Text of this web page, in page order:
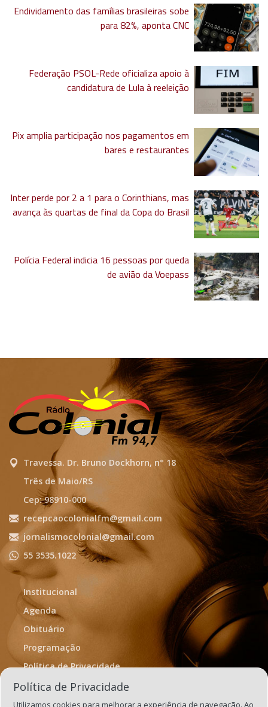
Endividamento das famílias brasileiras sobe
para 82%, aponta CNC
Federação PSOL-Rede oficializa apoio à
candidatura de Lula à reeleição
Pix amplia participação nos pagamentos em
bares e restaurantes
Inter perde por 2 a 1 para o Corinthians, mas
avança às quartas de final da Copa do Brasil
Polícia Federal indicia 16 pessoas por queda
de avião da Voepass
Travessa. Dr. Bruno Dockhorn, n° 18
Três de Maio/RS
Cep: 98910-000
recepcaocolonialfm@gmail.com
jornalismocolonial@gmail.com
55 3535.1022
Institucional
Agenda
Obituário
Programação
Política de Privacidade
Termos de Uso
Política de Privacidade
Utilizamos cookies para melhorar a experiência de navegação. Ao